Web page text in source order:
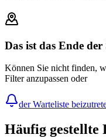
Das ist das Ende der
Können Sie nicht finden,
Filter anzupassen oder
der Warteliste
Häufig gestellte